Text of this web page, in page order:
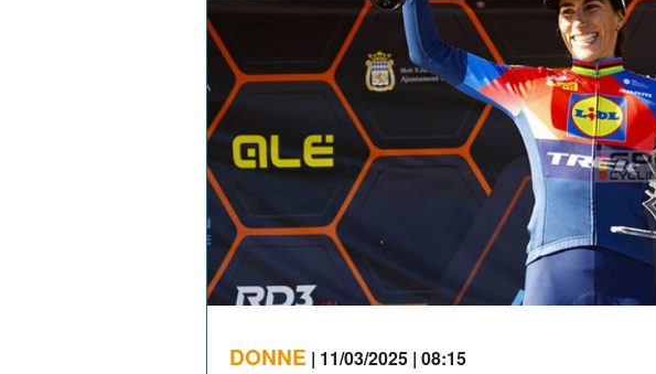
DONNE | 11/03/2025 | 08:15